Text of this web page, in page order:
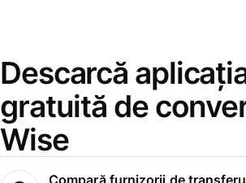
Descarcă
gratuită de
Wise